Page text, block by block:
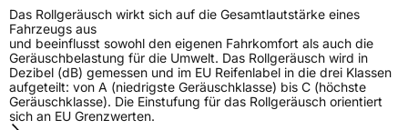
EPREL ID 591142
Allgemeine Produktsicherheit (GPSR)
HerstellerkontaktROCKBLADE, Taishan Road Cao County
Heze City 274400,Shandong Province
Das Rollgeräusch wirkt sich auf die Gesamtlautstärke eines
Fahrzeugs aus
und beeinflusst sowohl den eigenen Fahrkomfort als auch die
Geräuschbelastung für die Umwelt. Das Rollgeräusch wird in
Dezibel (dB) gemessen und im EU Reifenlabel in die drei Klassen
aufgeteilt: von A (niedrigste Geräuschklasse) bis C (höchste
Geräuschklasse). Die Einstufung für das Rollgeräusch orientiert
sich an EU Grenzwerten.